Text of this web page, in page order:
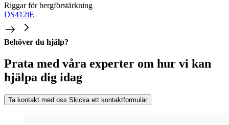
Riggar för bergförstärkning
DS412iE
Behöver du hjälp?
Prata med våra experter om hur vi kan
hjälpa dig idag
Ta kontakt med oss Skicka ett kontaktformulär